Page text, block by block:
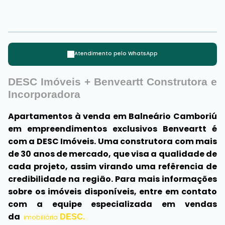
Atendimento pelo WhatsApp
DESC Imóveis + Benveartt Construtora e
Incorporadora
Apartamentos à venda em Balneário Camboriú
em empreendimentos exclusivos Benveartt é
com a DESC Imóveis. Uma construtora com mais
de 30 anos de mercado, que visa a qualidade de
cada projeto, assim virando uma refêrencia de
credibilidade na região. Para mais informações
sobre os imóveis disponíveis, entre em contato
com a equipe especializada em vendas
da imobiliária DESC.